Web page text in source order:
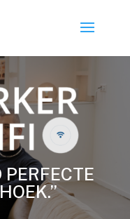
PERFECTE